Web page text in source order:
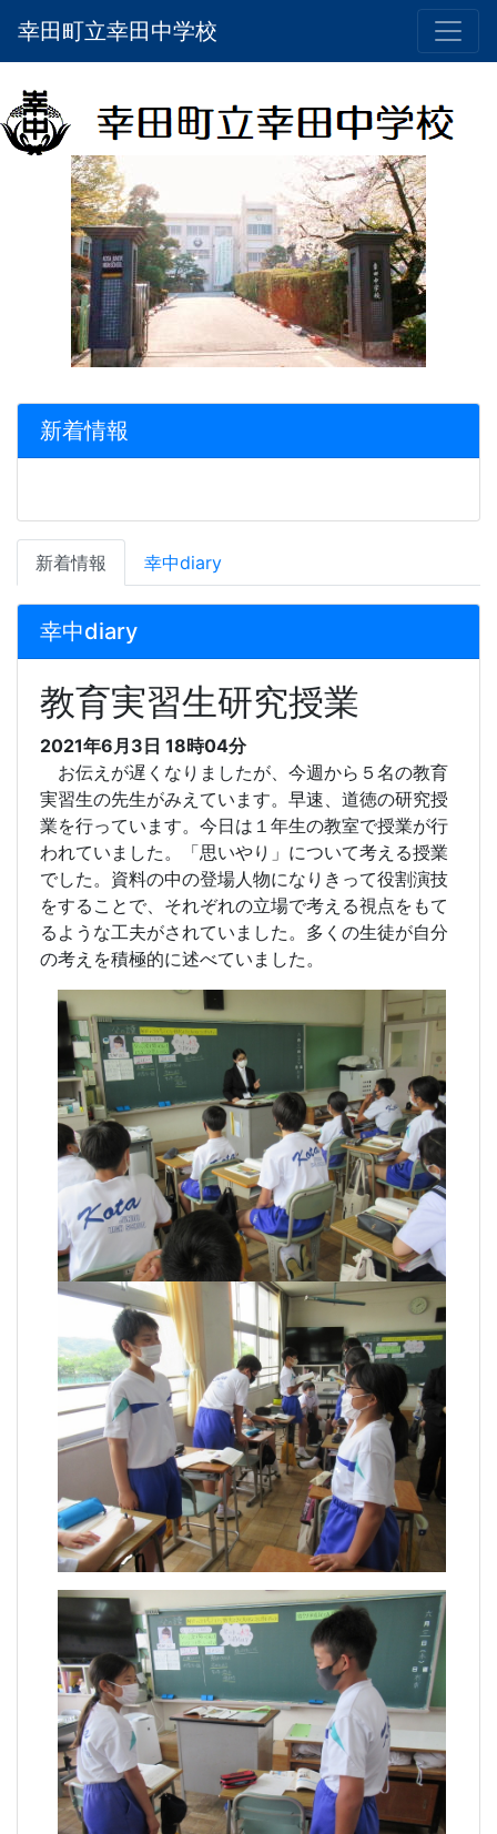
幸田町立幸田中学校
新着情報
新着情報 幸中diary
幸中diary
教育実習生研究授業
2021年6月3日 18時04分
お伝えが遅くなりましたが、今週から５名の教育
実習生の先生がみえています。早速、道徳の研究授
業を行っています。今日は１年生の教室で授業が行
われていました。「思いやり」について考える授業
でした。資料の中の登場人物になりきって役割演技
をすることで、それぞれの立場で考える視点をもて
るような工夫がされていました。多くの生徒が自分
の考えを積極的に述べていました。